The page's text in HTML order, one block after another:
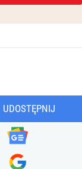
UDOSTĘPNIJ